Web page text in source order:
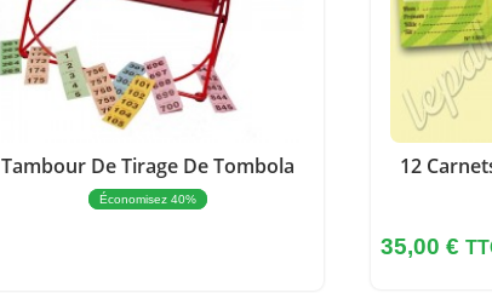
Tambour De Tirage De Tombola
Économisez 40%
12
Prix
35,00 €